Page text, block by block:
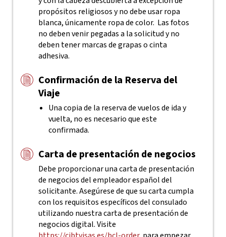
propósitos religiosos y no debe usar ropa
blanca, únicamente ropa de color. Las fotos
no deben venir pegadas a la solicitud y no
deben tener marcas de grapas o cinta
adhesiva.
Confirmación de la Reserva del
Viaje
Una copia de la reserva de vuelos de ida y
vuelta, no es necesario que este
confirmada.
Carta de presentación de negocios
Debe proporcionar una carta de presentación
de negocios del empleador español del
solicitante. Asegúrese de que su carta cumpla
con los requisitos específicos del consulado
utilizando nuestra carta de presentación de
negocios digital. Visite